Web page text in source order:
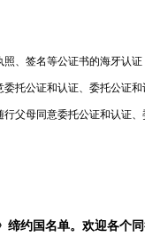
、签名等公证书的海牙认证
托公证和认证、委托公证
父母同意委托公证和认证
缔约国名单。欢迎各个